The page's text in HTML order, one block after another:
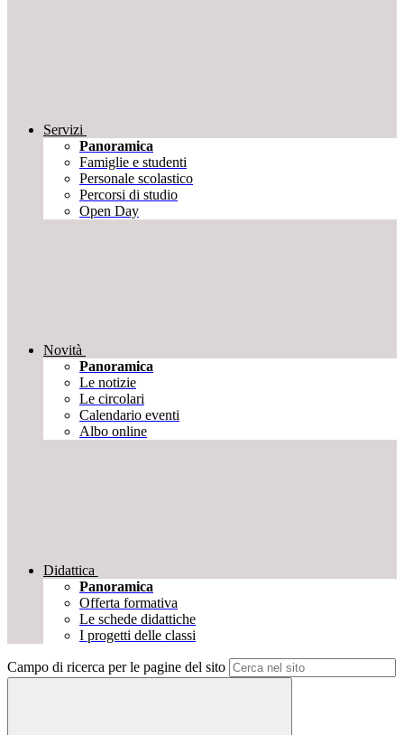
Servizi
Panoramica
Famiglie e studenti
Personale scolastico
Percorsi di studio
Open Day
Novità
Panoramica
Le notizie
Le circolari
Calendario eventi
Albo online
Didattica
Panoramica
Offerta formativa
Le schede didattiche
I progetti delle classi
Campo di ricerca per le pagine del sito